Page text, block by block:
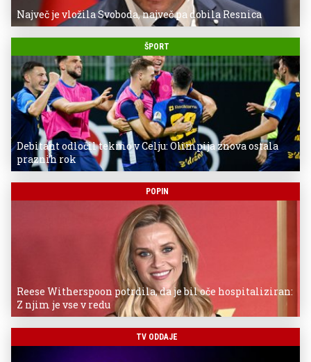
Največ je vložila Svoboda, največ pa dobila Resnica
ŠPORT
Debitant odločil tekmo v Celju: Olimpija znova ostala
praznih rok
POPIN
Reese Witherspoon potrdila, da je bil oče hospitaliziran:
Z njim je vse v redu
TV ODDAJE